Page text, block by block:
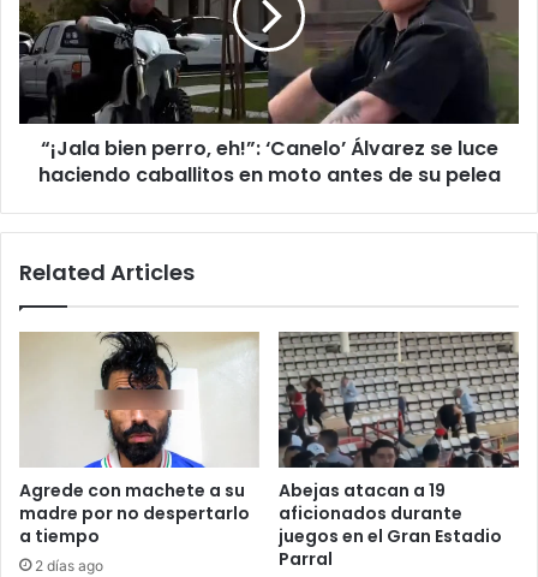
‘Canelo’
Álvarez
se
luce
haciendo
caballitos
su
“¡Jala bien perro, eh!”: ‘Canelo’ Álvarez se luce
haciendo caballitos en moto antes de su pelea
Related Articles
Agrede con machete a su
madre por no despertarlo
a tiempo
2 días ago
Abejas atacan a 19
aficionados durante
juegos en el Gran Estadio
Parral